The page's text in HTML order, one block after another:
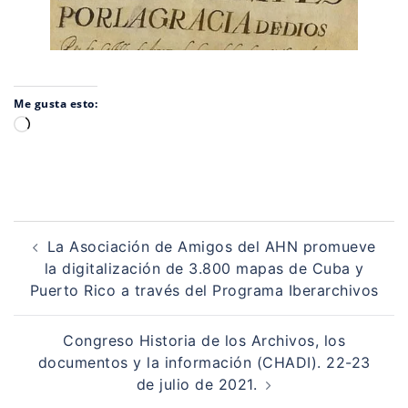
Me gusta esto:
Cargando...
Navegación
de
entradas
La Asociación de Amigos del AHN promueve
la digitalización de 3.800 mapas de Cuba y
Puerto Rico a través del Programa Iberarchivos
Congreso Historia de los Archivos, los
documentos y la información (CHADI). 22-23
de julio de 2021.